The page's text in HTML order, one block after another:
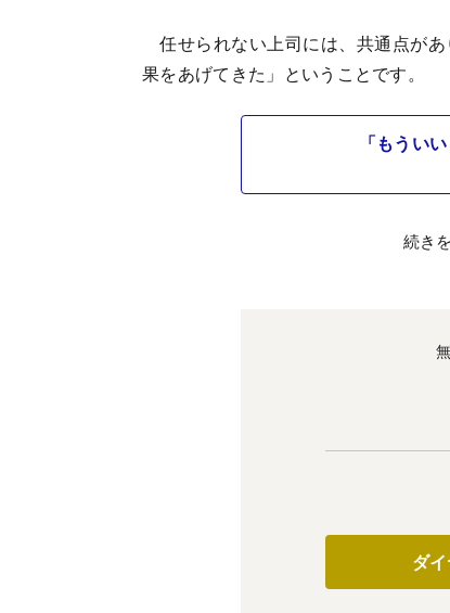
任せられない上司には、共通点が
果をあげてきた」ということです。
「もうい
続き
ダ